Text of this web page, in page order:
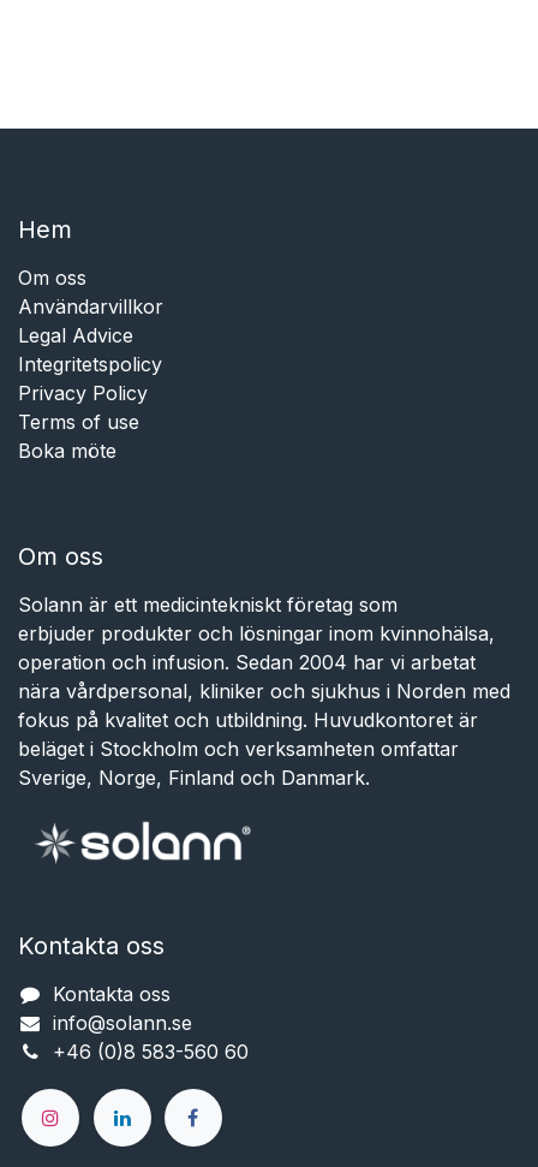
Hem​​
Om oss
Användarvillkor
Legal Advice
Integritetspolicy
Privacy Policy
Terms of use
Boka möte
Om oss
Solann är ett medicintekniskt företag som
erbjuder produkter och lösningar inom kvinnohälsa,
operation och infusion. Sedan 2004 har vi arbetat
nära vårdpersonal, kliniker och sjukhus i Norden med
fokus på kvalitet och utbildning. Huvudkontoret är
beläget i Stockholm och verksamheten omfattar
Sverige, Norge, Finland och Danmark.
Kontakta oss
Kontakta oss
info@solann.se​​​​​​
+46 (0)8 583-560 60